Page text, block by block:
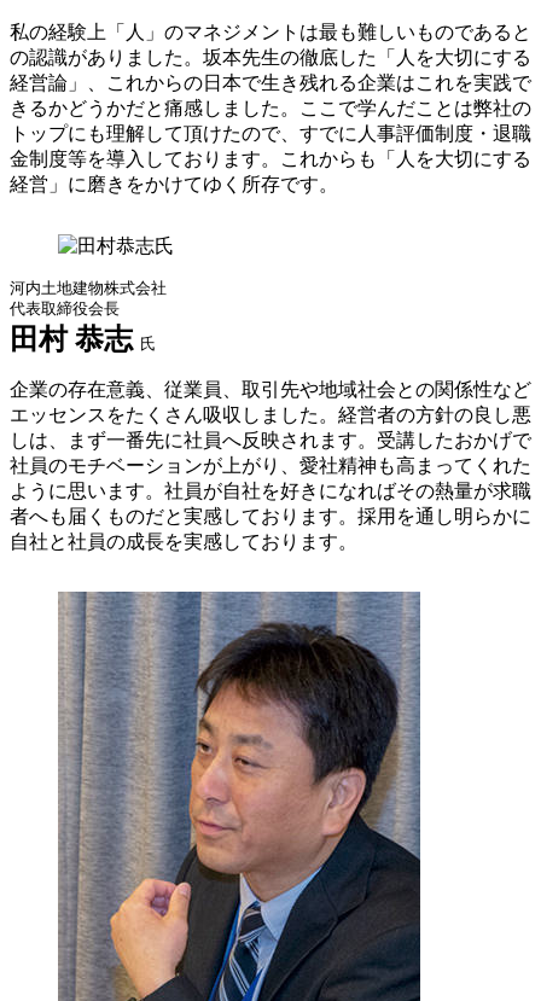
私の経験上「人」のマネジメントは最も難しいものであると
の認識がありました。坂本先生の徹底した「人を大切にする
経営論」、これからの日本で生き残れる企業はこれを実践で
きるかどうかだと痛感しました。ここで学んだことは弊社の
トップにも理解して頂けたので、すでに人事評価制度・退職
金制度等を導入しております。これからも「人を大切にする
経営」に磨きをかけてゆく所存です。
河内土地建物株式会社
代表取締役会長
田村 恭志 氏
企業の存在意義、従業員、取引先や地域社会との関係性など
エッセンスをたくさん吸収しました。経営者の方針の良し悪
しは、まず一番先に社員へ反映されます。受講したおかげで
社員のモチベーションが上がり、愛社精神も高まってくれた
ように思います。社員が自社を好きになればその熱量が求職
者へも届くものだと実感しております。採用を通し明らかに
自社と社員の成長を実感しております。